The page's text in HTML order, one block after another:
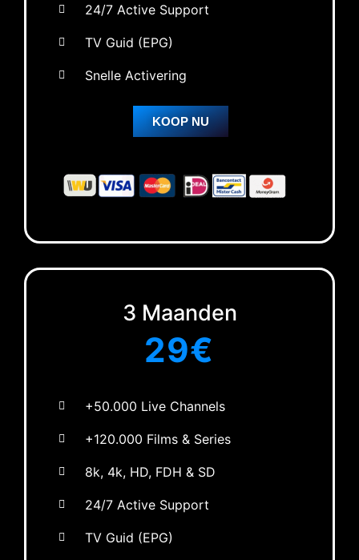
24/7 Active Support
TV Guid (EPG)
Snelle Activering
KOOP NU
3 Maanden
29€
+50.000 Live Channels
+120.000 Films & Series
8k, 4k, HD, FDH & SD
24/7 Active Support
TV Guid (EPG)